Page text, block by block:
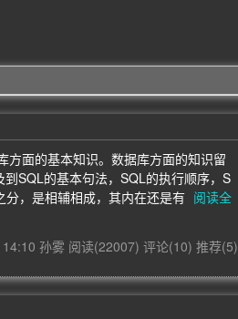
方面的基本知识。数据库方面的知识留
SQL的基本句法，SQL的执行顺序，S
，是相辅相成，其内在还是有 阅读全
孙雾 阅读(22007) 评论(10) 推荐(5)